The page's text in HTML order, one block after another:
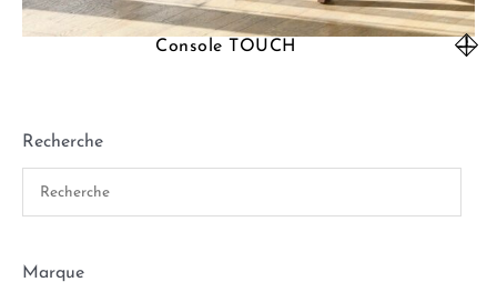
Recherche
Marque
Console TOUCH